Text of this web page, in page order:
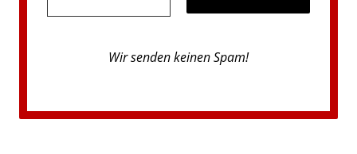
Wir senden keinen Spam!